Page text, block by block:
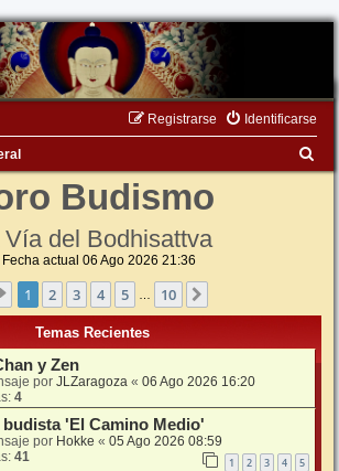
Identificarse
Registrarse
Budismo
Vía del Bodhisattva
Fecha actual 06 Ago 2026 21:36
Página de 10
1 2 3 4 5 10
Temas Recientes
y Zen
por JLZaragoza « 06 Ago 2026 16:20
4
budista 'El Camino Medio'
por Hokke « 05 Ago 2026 08:59
41 1 2 3 4 5